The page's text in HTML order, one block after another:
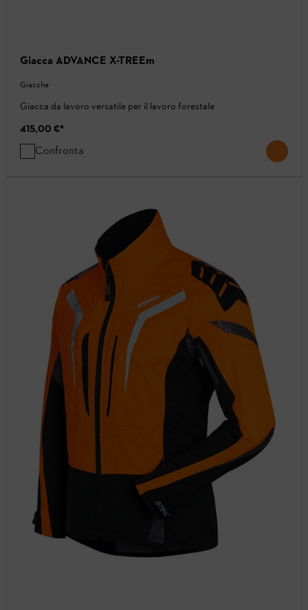
Giacca ADVANCE X-TREEm
Giacche
Giacca da lavoro versatile per il lavoro forestale
415,00 €*
Confronta